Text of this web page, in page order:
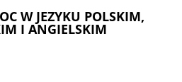
W JEZYKU POLSKIM,
I ANGIELSKIM